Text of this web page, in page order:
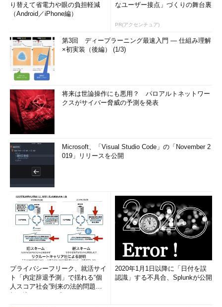
わせて、ユースケースに対する
テストです。
社外統合テスト
社外の組織が提供している機
能を組み合わせて、ユースケー
スに対するテストです。
システムテスト
プロダクトのライフサイクル
能に対するテストです。
受け入れテスト
テストレベルはさまざまな分類
がある
このようにテストレベルはさ
まざまな分類がありますが、
GOOSでも述べられているよう
に、このテストレベルならこの
技術がよいといった話はチーム
り替えて省電力や眼の負担軽減
（Android／iPhone編）
なユーザー接点」づくりの舞台裏
PR(アクセンチュア)
第3回 ディープラーニング最速入門 ― 仕組み理解
×初実装（後編） (1/3)
将来は世論操作にも悪用？ パロアルトネットワー
クスがサイバー脅威の予測を発表
Microsoft、「Visual Studio Code」の「November 2
019」リリースを公開
プライバシーフリーク、就活サイ
ト「内定辞退予測」で揺れる“個
人スコア社会”到来の法的問題に
2020年1月1日以降に「日付を誤
認識」する不具合、Splunkが公開